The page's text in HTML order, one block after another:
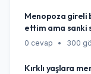
başka bir şeyler
endişeleniyorum,
Menopoza gireli
ettim ama sanki
gibi. Sürekli
olabilir mi, yoksa
0 cevap • 300
Kırklı yaşlara